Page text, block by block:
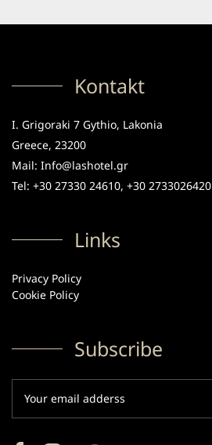
Kontakt
I. Grigoraki 7 Gythio, Lakonia
Greece, 23200
Mail: Info@lashotel.gr
Tel: +30 27330 24610, +30 2733026420
Links
Privacy Policy
Cookie Policy
Subscribe